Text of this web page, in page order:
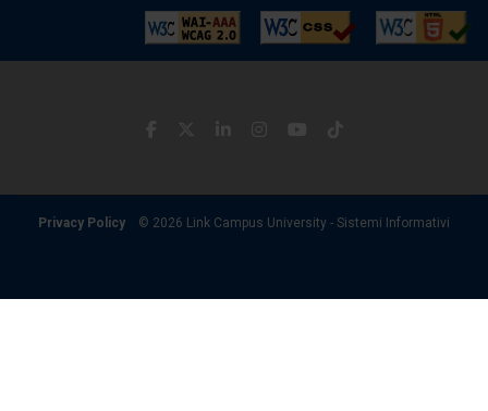
Privacy Policy © 2026 Link Campus University - Sistemi Informativi